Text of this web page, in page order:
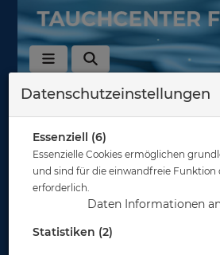
Zurück
Datenschutzeinstellungen
Essenziell (6)
Essenzielle Cookies ermöglichen
und sind für die einwandfreie Funktion
erforderlich.
Daten Informationen
Statistiken (2)